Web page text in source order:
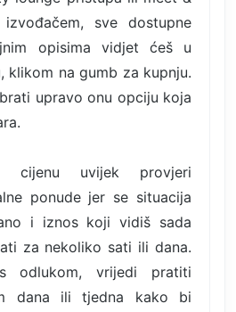
sve dostupne
opisima vidjet ćeš u
klikom na gumb za kupnju.
upravo onu opciju koja
cijenu uvijek provjeri
ponude jer se situacija
i iznos koji vidiš sada
za nekoliko sati ili dana.
odlukom, vrijedi pratiti
dana ili tjedna kako bi